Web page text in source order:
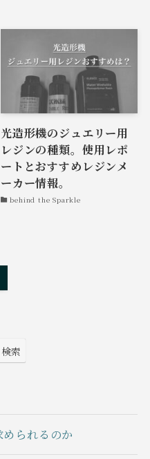
光造形機のジュエリー用
レジンの種類。使用レポ
ートとおすすめレジンメ
ーカー情報。
behind the Sparkle
検索
られるのか